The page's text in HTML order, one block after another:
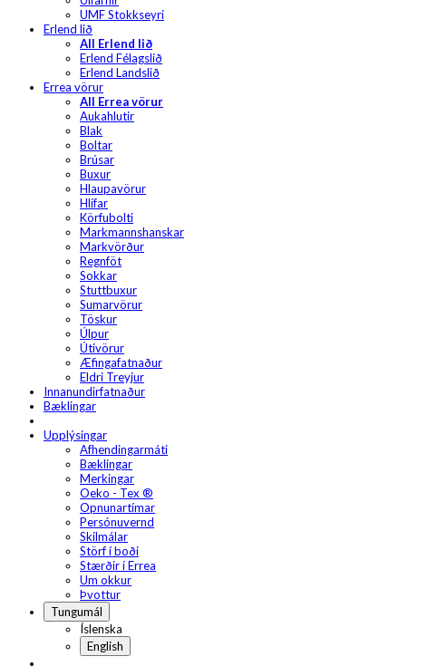
UMF Stokkseyri
Erlend lið
All Erlend lið
Erlend Félagslið
Erlend Landslið
Errea vörur
All Errea vörur
Aukahlutir
Blak
Boltar
Brúsar
Buxur
Hlaupavörur
Hlífar
Körfubolti
Markmannshanskar
Markvörður
Regnföt
Sokkar
Stuttbuxur
Sumarvörur
Töskur
Úlpur
Útivörur
Æfingafatnaður
Eldri Treyjur
Innanundirfatnaður
Bæklingar
Upplýsingar
Afhendingarmáti
Bæklingar
Merkingar
Oeko - Tex ®
Opnunartímar
Persónuvernd
Skilmálar
Störf í boði
Stærðir í Errea
Um okkur
Þvottur
Tungumál
Íslenska
English